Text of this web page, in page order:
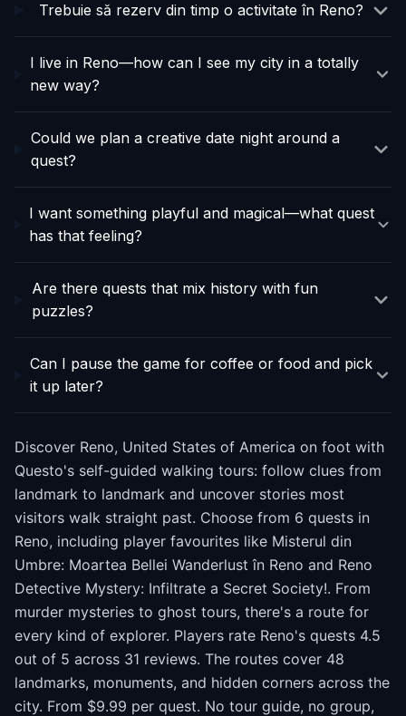
Trebuie să rezerv din timp o activitate în Reno?
I live in Reno—how can I see my city in a totally
new way?
Could we plan a creative date night around a
quest?
I want something playful and magical—what quest
has that feeling?
Are there quests that mix history with fun
puzzles?
Can I pause the game for coffee or food and pick
it up later?
Discover Reno, United States of America on foot with
Questo's self-guided walking tours: follow clues from
landmark to landmark and uncover stories most
visitors walk straight past. Choose from 6 quests in
Reno, including player favourites like Misterul din
Umbre: Moartea Bellei Wanderlust în Reno and Reno
Detective Mystery: Infiltrate a Secret Society!. From
murder mysteries to ghost tours, there's a route for
every kind of explorer. Players rate Reno's quests 4.5
out of 5 across 31 reviews. The routes cover 48
landmarks, monuments, and hidden corners across the
city. From $9.99 per quest. No tour guide, no group,